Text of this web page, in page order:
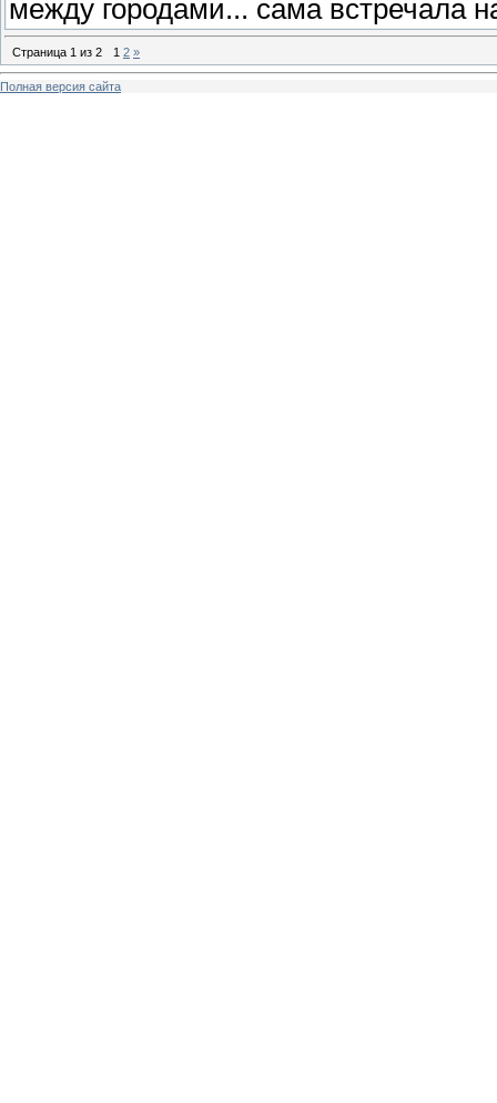
между городами... сама встречала
Страница 1 из 2 1 2 »
Полная версия сайта